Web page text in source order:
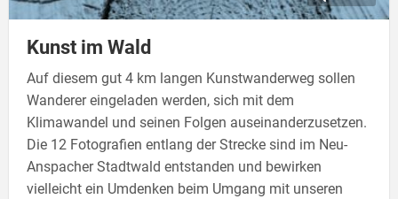
Kunst im Wald
Auf diesem gut 4 km langen Kunstwanderweg sollen
Wanderer eingeladen werden, sich mit dem
Klimawandel und seinen Folgen auseinanderzusetzen.
Die 12 Fotografien entlang der Strecke sind im Neu-
Anspacher Stadtwald entstanden und bewirken
vielleicht ein Umdenken beim Umgang mit unseren